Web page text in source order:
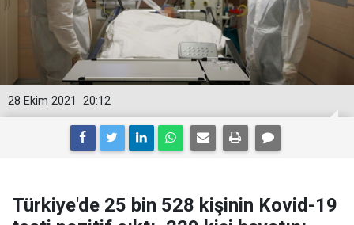
20:12
28 Ekim 2021
Türkiye'de 25 bin 528 kişinin Kovid-19